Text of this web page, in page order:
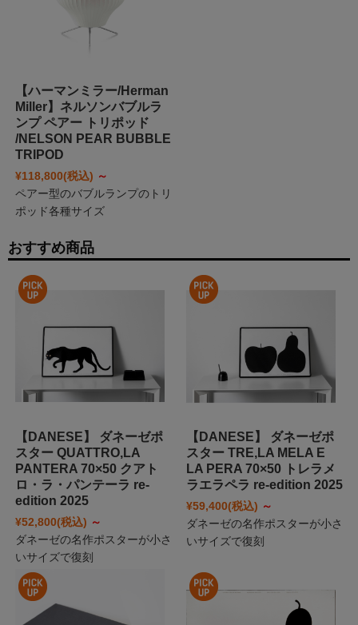
【ハーマンミラー/Herman
Miller】ネルソンバブルラ
ンプ ペアー トリポッド
/NELSON PEAR BUBBLE
TRIPOD
¥118,800(税込) ～
ペアー型のバブルランプのトリ
ポッド各種サイズ
おすすめ商品
【DANESE】 ダネーゼポ
スター QUATTRO,LA
PANTERA 70×50 クアト
ロ・ラ・パンテーラ re-
edition 2025
¥52,800(税込) ～
ダネーゼの名作ポスターが小さ
いサイズで復刻
【DANESE】 ダネーゼポ
スター TRE,LA MELA E
LA PERA 70×50 トレラメ
ラエラペラ re-edition 2025
¥59,400(税込) ～
ダネーゼの名作ポスターが小さ
いサイズで復刻